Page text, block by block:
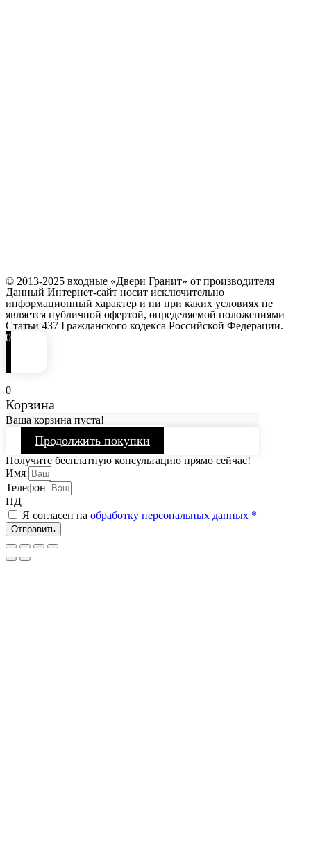
© 2013-2025 входные «Двери Гранит» от производителя
Данный Интернет-сайт носит исключительно
информационный характер и ни при каких условиях не
является публичной офертой, определяемой положениями
Статьи 437 Гражданского кодекса Российской Федерации.
0
0
Корзина
Ваша корзина пуста!
Продолжить покупки
Получите бесплатную консультацию прямо сейчас!
Имя
Телефон
ПД
Я согласен на обработку персональных данных *
Отправить